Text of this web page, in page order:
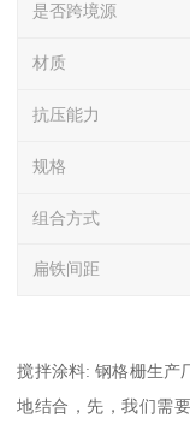
是否跨境源
材质
抗压能力
规格
组合方式
扁铁间距
搅拌涂料: 钢格栅生产
地结合，先，我们需